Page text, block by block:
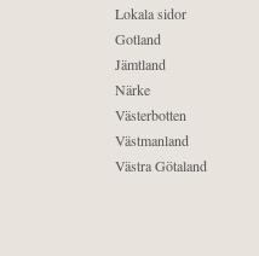
Lokala sidor
Gotland
Jämtland
Närke
Västerbotten
Västmanland
Västra Götaland